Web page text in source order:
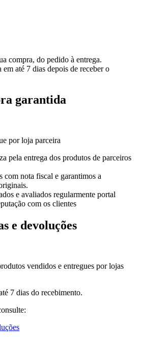
compra, do pedido à entrega.
em até 7 dias depois de receber o
garantida
por loja parceira
pela entrega dos produtos de parceiros
com nota fiscal e garantimos a
e avaliados regularmente portal
com os clientes
e devoluções
vendidos e entregues por lojas
7 dias do recebimento.